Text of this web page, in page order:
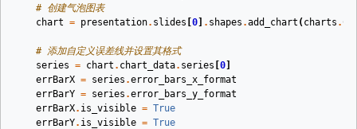
# 创建气泡图表
chart = presentation. slides 0 . shapes .add_chart ( charts .
# 添加自定义误差线并设置其格式
series = chart . chart_data. series 0
errBarX = series .error_bars_x_format
errBarY = series .error_bars_y_format
errBarX. is_visible = True
errBarY. is_visible = True